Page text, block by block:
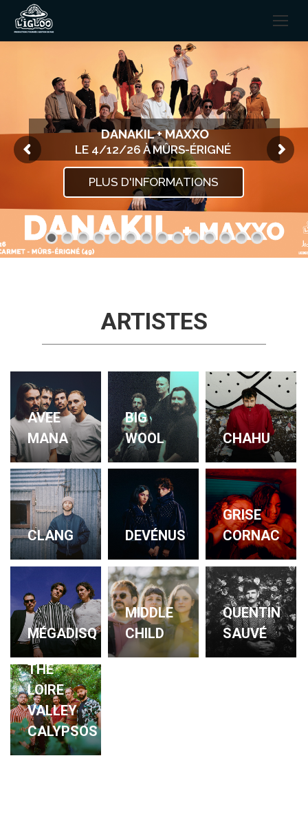
DANAKIL + MAXXO
LE 4/12/26 À MÛRS-ÉRIGNÉ
PLUS D'INFORMATIONS
ARTISTES
AVEE
MANA
BIG
WOOL
CHAHU
CLANG DEVÉNUS
GRISE
CORNAC
MÉGADISQ
MIDDLE
CHILD
QUENTIN
SAUVÉ
THE
LOIRE
VALLEY
CALYPSOS